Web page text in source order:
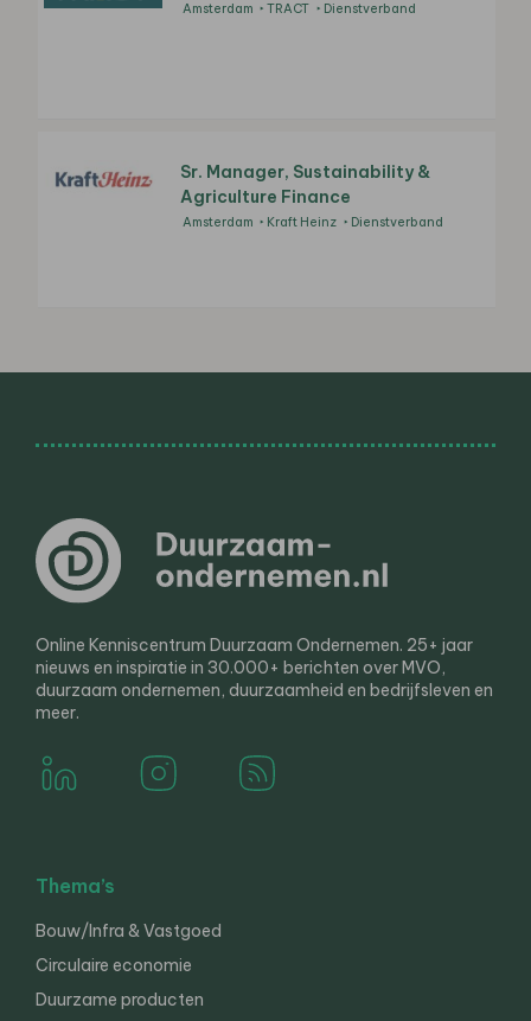
Amsterdam TRACT Dienstverband
Sr. Manager, Sustainability &
Agriculture Finance
Amsterdam Kraft Heinz Dienstverband
Online Kenniscentrum Duurzaam Ondernemen. 25+ jaar
nieuws en inspiratie in 30.000+ berichten over MVO,
duurzaam ondernemen, duurzaamheid en bedrijfsleven en
meer.
Thema’s
Bouw/Infra & Vastgoed
Circulaire economie
Duurzame producten